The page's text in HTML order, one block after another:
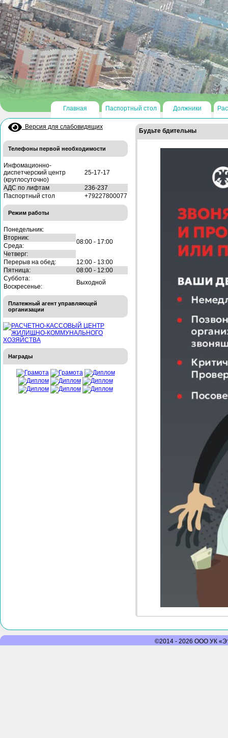
Главная Паспортный стол Должники
Версия для слабовидящих
Телефоны первой необходимости
Инфомационно-
диспетчерский центр
(круглосуточно)
25-17-17
АДС по лифтам
236-237
Паспортный стол
+79227800077
Режим работы
Понедельник:
08:00 - 17:00
Вторник:
Среда:
Четверг:
Перерыв на обед:
12:00 - 13:00
Пятница:
08:00 - 12:00
Суббота:
Выходной
Воскресенье:
Платежный агент управляющей
организации
Награды
Будьте бдительны
©2014 - 2026 ООО УК